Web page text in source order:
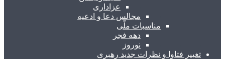
عزاداری
مجالس دعا و ادعیه
مناسبات ملّی
دهه فجر
نوروز
تغییر فتاوا و نظرات جدید رهبری